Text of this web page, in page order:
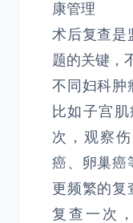
康管理
术后复查是
题的关键，
不同妇科肿
比如子宫
次，观察
癌、卵巢癌
更频繁的复
复查一次